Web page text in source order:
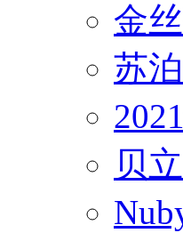
金
苏
贝